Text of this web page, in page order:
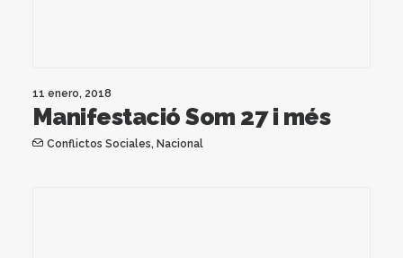
11 enero, 2018
Manifestació Som 27 i més
Conflictos Sociales, Nacional